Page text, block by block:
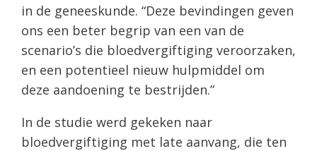
in de geneeskunde. “Deze bevindingen geven
ons een beter begrip van een van de
scenario’s die bloedvergiftiging veroorzaken,
en een potentieel nieuw hulpmiddel om
deze aandoening te bestrijden.”
In de studie werd gekeken naar
bloedvergiftiging met late aanvang, die ten